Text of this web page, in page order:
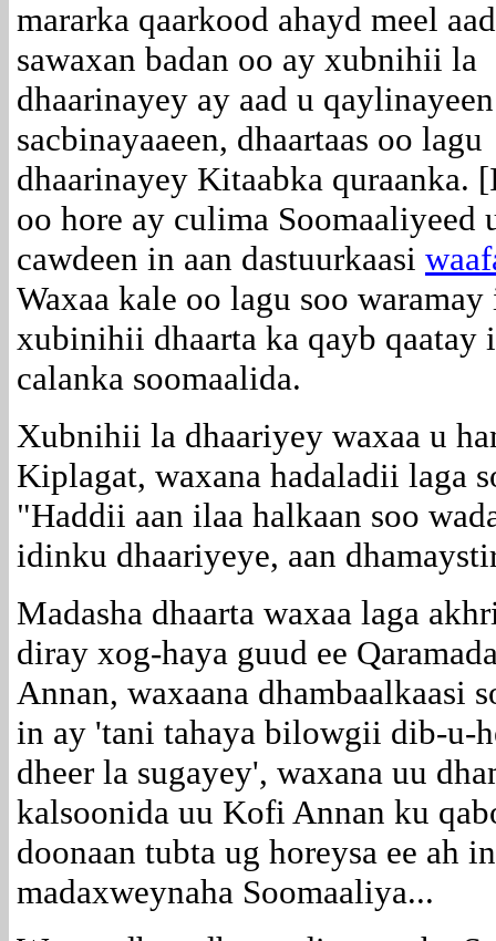
mararka qaarkood ahayd meel
sawaxan badan oo ay xubnihii la
dhaarinayey ay aad u
sacbinayaaeen, dhaartaas oo lagu
dhaarinayey Kitaabka quraanka.
oo hore ay culima Soomaaliyeed
cawdeen in aan dastuurkaasi
Waxaa kale oo lagu soo
xubinihii dhaarta ka qayb qaatay
calanka soomaalida.
Xubnihii la dhaariyey waxaa u
Kiplagat, waxana hadaladii laga
"Haddii aan ilaa halkaan soo
idinku dhaariyeye, aan
Madasha dhaarta waxaa laga
diray xog-haya guud ee
Annan, waxaana dhambaalkaasi
in ay 'tani tahaya bilowgii dib-u-
dheer la sugayey', waxana uu
kalsoonida uu Kofi Annan ku
doonaan tubta ug horeysa ee ah
madaxweynaha Soomaaliya...